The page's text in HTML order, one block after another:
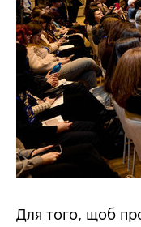
Для того, щоб